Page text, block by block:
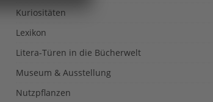
Kuriositäten
Lexikon
Litera-Türen in die Bücherwelt
Museum & Ausstellung
Nutzpflanzen